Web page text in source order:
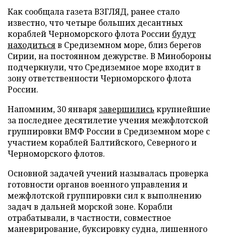
Как сообщала газета ВЗГЛЯД, ранее стало
известно, что четыре больших десантных
кораблей Черноморского флота России будут
находитьсяв Средиземном море, близ берегов
Сирии, на постоянном дежурстве. В Минобороны
подчеркнули, что Средиземное море входит в
зону ответственности Черноморского флота
России.
Напомним, 30 января завершились крупнейшие
за последнее десятилетие учения межфлотской
группировки ВМФ России в Средиземном море с
участием кораблей Балтийского, Северного и
Черноморского флотов.
Основной задачей учений называлась проверка
готовности органов военного управления и
межфлотской группировки сил к выполнению
задач в дальней морской зоне. Корабли
отрабатывали, в частности, совместное
маневрирование, буксировку судна, лишенного